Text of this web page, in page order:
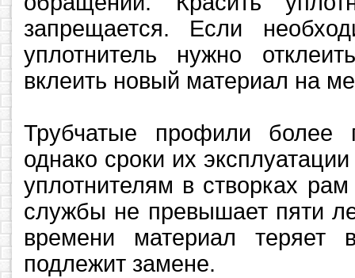
запрещается. Если
уплотнитель нужно
вклеить новый материал на
Трубчатые профили более
однако сроки их
уплотнителям в створках
службы не превышает пяти
времени материал теряет
подлежит замене.